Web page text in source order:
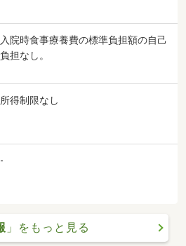
入院時食事療養費の標準負担額の自己
負担なし。
所得制限なし
-
」をもっと見る